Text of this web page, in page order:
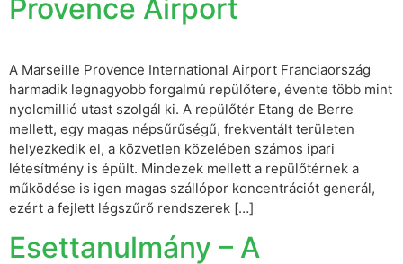
Provence Airport
A Marseille Provence International Airport Franciaország
harmadik legnagyobb forgalmú repülőtere, évente több mint
nyolcmillió utast szolgál ki. A repülőtér Etang de Berre
mellett, egy magas népsűrűségű, frekventált területen
helyezkedik el, a közvetlen közelében számos ipari
létesítmény is épült. Mindezek mellett a repülőtérnek a
működése is igen magas szállópor koncentrációt generál,
ezért a fejlett légszűrő rendszerek […]
Esettanulmány – A